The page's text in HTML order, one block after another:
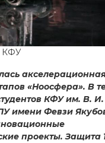
КФУ
«Ноосфера». В
КФУ им. В. И.
имени Февзи
проекты. Защита